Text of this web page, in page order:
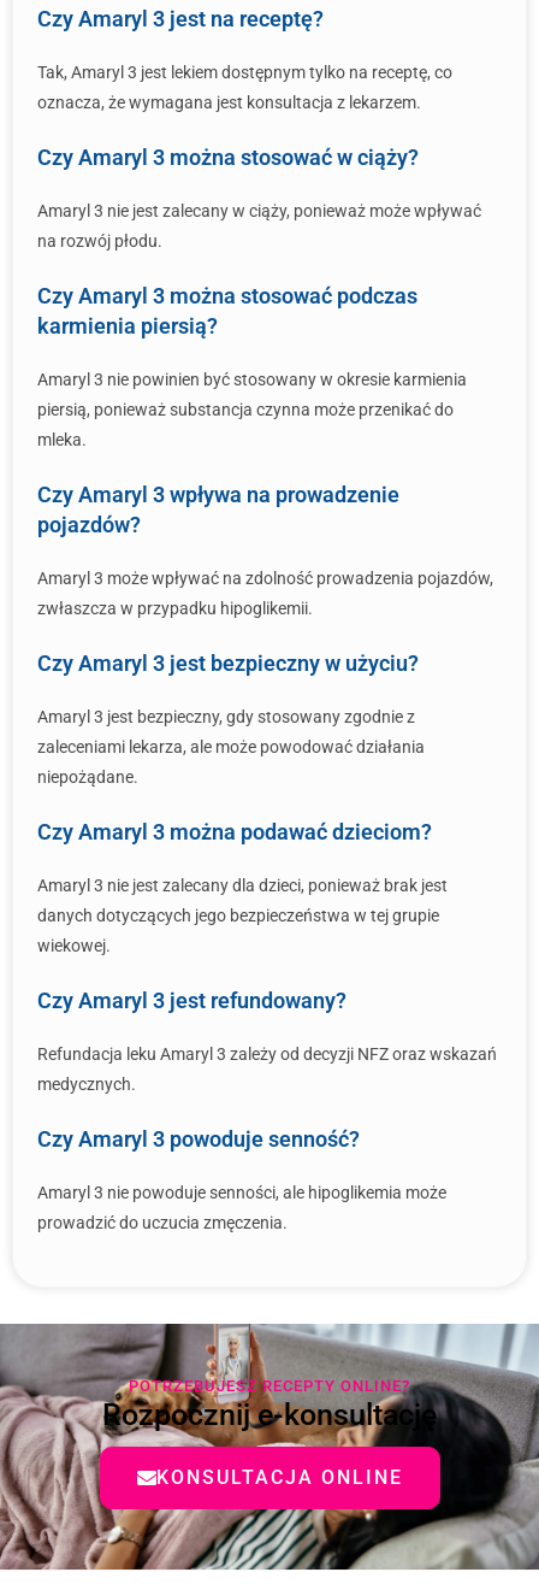
Czy Amaryl 3 jest na receptę?
Tak, Amaryl 3 jest lekiem dostępnym tylko na receptę, co
oznacza, że wymagana jest konsultacja z lekarzem.
Czy Amaryl 3 można stosować w ciąży?
Amaryl 3 nie jest zalecany w ciąży, ponieważ może wpływać
na rozwój płodu.
Czy Amaryl 3 można stosować podczas
karmienia piersią?
Amaryl 3 nie powinien być stosowany w okresie karmienia
piersią, ponieważ substancja czynna może przenikać do
mleka.
Czy Amaryl 3 wpływa na prowadzenie
pojazdów?
Amaryl 3 może wpływać na zdolność prowadzenia pojazdów,
zwłaszcza w przypadku hipoglikemii.
Czy Amaryl 3 jest bezpieczny w użyciu?
Amaryl 3 jest bezpieczny, gdy stosowany zgodnie z
zaleceniami lekarza, ale może powodować działania
niepożądane.
Czy Amaryl 3 można podawać dzieciom?
Amaryl 3 nie jest zalecany dla dzieci, ponieważ brak jest
danych dotyczących jego bezpieczeństwa w tej grupie
wiekowej.
Czy Amaryl 3 jest refundowany?
Refundacja leku Amaryl 3 zależy od decyzji NFZ oraz wskazań
medycznych.
Czy Amaryl 3 powoduje senność?
Amaryl 3 nie powoduje senności, ale hipoglikemia może
prowadzić do uczucia zmęczenia.
POTRZEBUJESZ RECEPTY ONLINE?
Rozpocznij e-konsultację
KONSULTACJA ONLINE